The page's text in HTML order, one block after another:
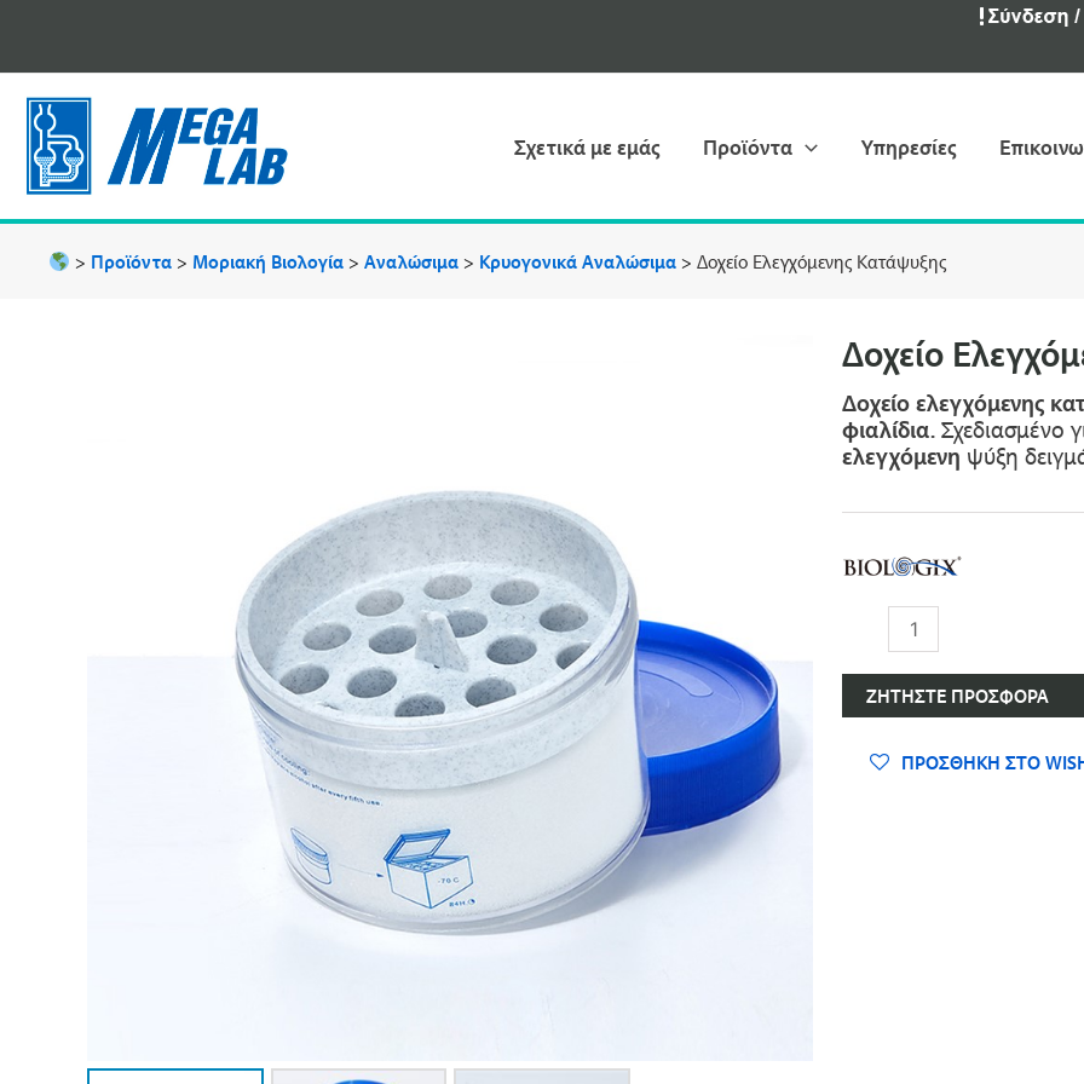
Σχετικά με εμάς Προϊόντα Υπηρεσίες
> Προϊόντα > Μοριακή Βιολογία >Αναλώσιμα > Κρυογονικά Αναλώσιμα >Δοχείο Eλεγχόμενης Kατάψυξης
Δοχείο
Δοχείο ελεγχόμενης
φιαλίδια. Σχεδιασμένο
ελεγχόμενη ψύξη
Eλεγχόμενης
Kατάψυξης
ποσότητα
ΖΗΤΉΣΤΕ ΠΡΟΣΦΟΡΆ
ΠΡΟΣΘΉΚΗ ΣΤΟ